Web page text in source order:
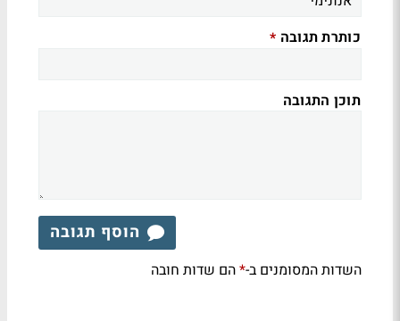
כותרת תגובה *
תוכן התגובה
הוסף תגובה
השדות המסומנים ב-*הם שדות חובה